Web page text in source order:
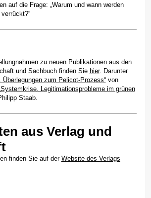
auf die Frage: „Warum und wann werden
zu neuen Publikationen aus den
und Sachbuch finden Sie hier. Darunter
Überlegungen zum Pelicot-Prozess“von
Legitimationsprobleme im grünen
Staab.
aus Verlag und
finden Sie auf der Website des Verlags